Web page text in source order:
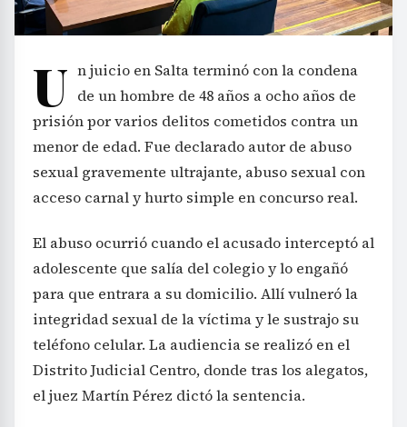
U n juicio en Salta terminó con la condena
de un hombre de 48 años a ocho años de
prisión por varios delitos cometidos contra un
menor de edad. Fue declarado autor de abuso
sexual gravemente ultrajante, abuso sexual con
acceso carnal y hurto simple en concurso real.
El abuso ocurrió cuando el acusado interceptó al
adolescente que salía del colegio y lo engañó
para que entrara a su domicilio. Allí vulneró la
integridad sexual de la víctima y le sustrajo su
teléfono celular. La audiencia se realizó en el
Distrito Judicial Centro, donde tras los alegatos,
el juez Martín Pérez dictó la sentencia.